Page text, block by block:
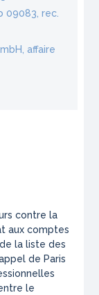
09083, rec.
affaire
contre la
aux comptes
la liste des
de Paris
le